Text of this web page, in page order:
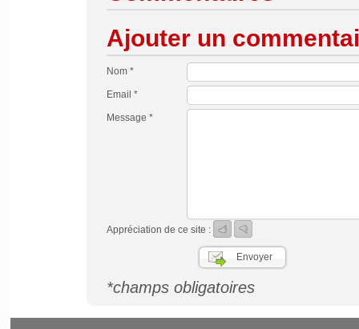
Ajouter un
Nom *
Email *
Message *
Appréciation de ce site :
*champs obligatoires